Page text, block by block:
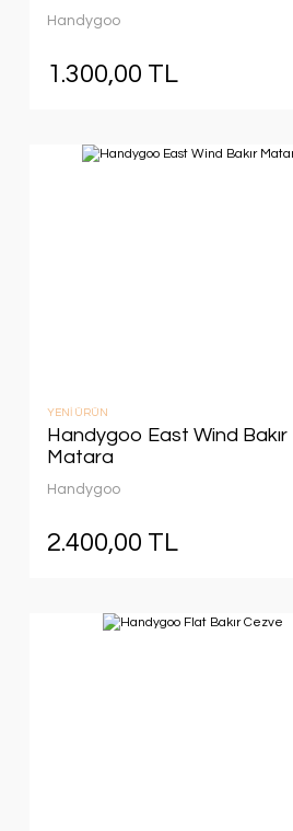
Handygoo
1.300,00 TL
YENİ ÜRÜN
Handygoo East Wind Bakır
Matara
Handygoo
2.400,00 TL